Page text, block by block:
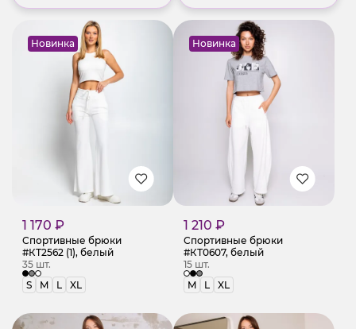
Новинка
1 170 ₽
Спортивные брюки
#КТ2562 (1), белый
35 шт.
S
M L XL
Новинка
1 210 ₽
Спортивные брюки
#КТ0607, белый
15 шт.
M
L XL